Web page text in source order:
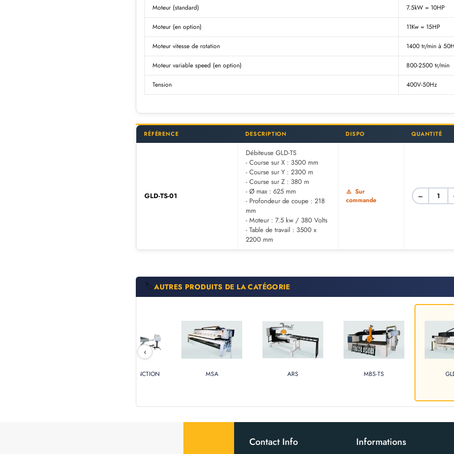
Moteur (standard) 7.5kW = 10HP
Moteur (en option) 11Kw = 15HP
Moteur vitesse de rotation 1400 tr/min à
Moteur variable speed (en option) 800-2500 tr/min
Tension 400V-50Hz
RÉFÉRENCE DESCRIPTION DISPO QUANTITÉ
GLD-TS-01
Débiteuse GLD-TS
- Course sur X : 3500 mm
- Course sur Y : 2300 m
- Course sur Z : 380 m
- Ø max : 625 mm
- Profondeur de coupe : 218
mm
- Moteur : 7.5 kw / 380 Volts
- Table de travail : 3500 x
2200 mm
Sur
commande
−
🏷️AUTRES PRODUITS DE LA CATÉGORIE
‹
TOP-MULTIFONCTION MSA ARS MBS-TS
Contact Info Informations